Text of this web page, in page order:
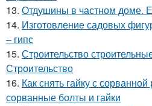
13. Отдушины в частном доме.
14. Изготовление садовых
– гипс
15. Строительство
Строительство
16. Как снять гайку с
сорванные болты и гайки